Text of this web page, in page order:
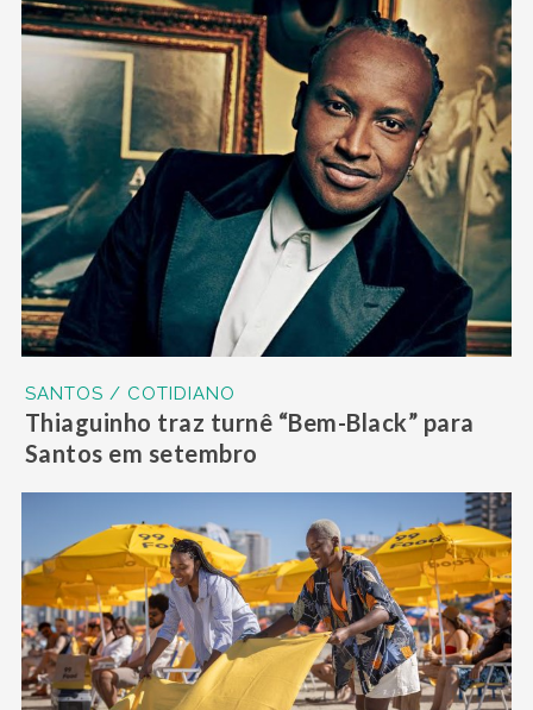
SANTOS / COTIDIANO
Thiaguinho traz turnê “Bem-Black” para
Santos em setembro